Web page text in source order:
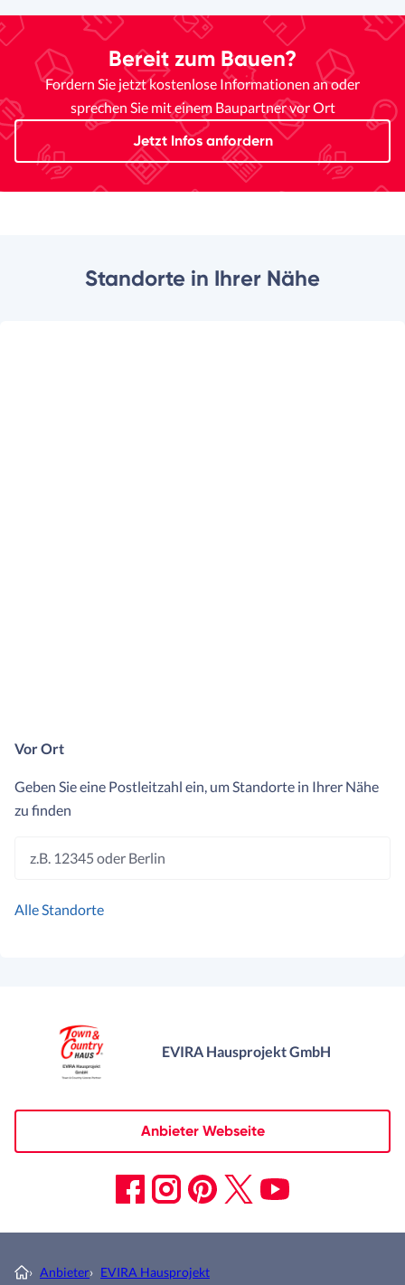
Bereit zum Bauen?
Fordern Sie jetzt kostenlose Informationen an oder
sprechen Sie mit einem Baupartner vor Ort
Jetzt Infos anfordern
Standorte in Ihrer Nähe
Vor Ort
Geben Sie eine Postleitzahl ein, um Standorte in Ihrer Nähe
zu finden
z.B. 12345 oder Berlin
Alle Standorte
EVIRA Hausprojekt GmbH
Anbieter Webseite
› Anbieter› EVIRA Hausprojekt